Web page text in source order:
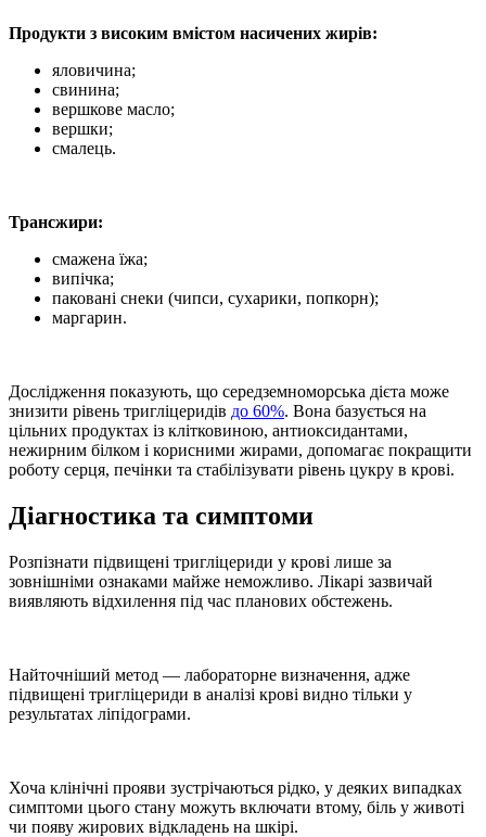
Продукти з високим вмістом насичених жирів:
яловичина;
свинина;
вершкове масло;
вершки;
смалець.
Трансжири:
смажена їжа;
випічка;
паковані снеки (чипси, сухарики, попкорн);
маргарин.
Дослідження показують, що середземноморська дієта може
знизити рівень тригліцеридів до 60%. Вона базується на
цільних продуктах із клітковиною, антиоксидантами,
нежирним білком і корисними жирами, допомагає покращити
роботу серця, печінки та стабілізувати рівень цукру в крові.
Діагностика та симптоми
Розпізнати підвищені тригліцериди у крові лише за
зовнішніми ознаками майже неможливо. Лікарі зазвичай
виявляють відхилення під час планових обстежень.
Найточніший метод — лабораторне визначення, адже
підвищені тригліцериди в аналізі крові видно тільки у
результатах ліпідограми.
Хоча клінічні прояви зустрічаються рідко, у деяких випадках
симптоми цього стану можуть включати втому, біль у животі
чи появу жирових відкладень на шкірі.